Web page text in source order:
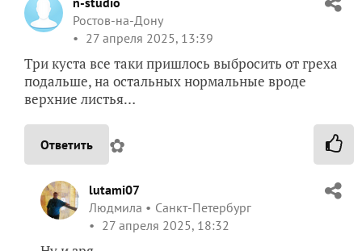
Ростов-на-Дону
27 апреля 2025, 13:39
Три куста все таки пришлось выбросить от греха
подальше, на остальных нормальные вроде
верхние листья…
Ответить ✿
lutami07
Людмила
Санкт-Петербург
27 апреля 2025, 18:32